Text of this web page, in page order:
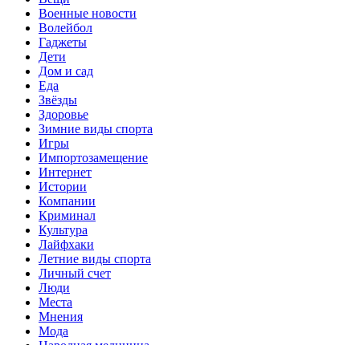
Военные новости
Волейбол
Гаджеты
Дети
Дом и сад
Еда
Звёзды
Здоровье
Зимние виды спорта
Игры
Импортозамещение
Интернет
Истории
Компании
Криминал
Культура
Лайфхаки
Летние виды спорта
Личный счет
Люди
Места
Мнения
Мода